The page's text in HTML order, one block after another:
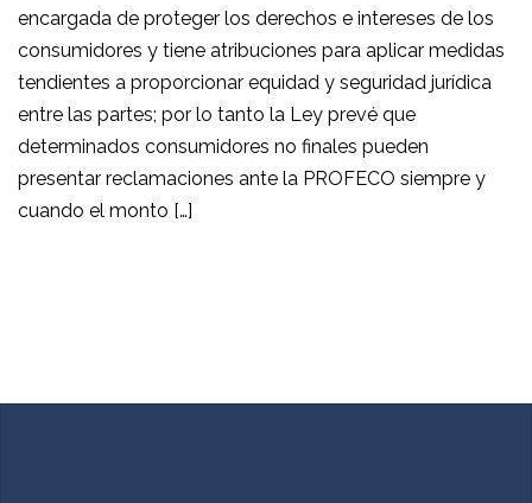
encargada de proteger los derechos e intereses de los
consumidores y tiene atribuciones para aplicar medidas
tendientes a proporcionar equidad y seguridad jurídica
entre las partes; por lo tanto la Ley prevé que
determinados consumidores no finales pueden
presentar reclamaciones ante la PROFECO siempre y
cuando el monto […]